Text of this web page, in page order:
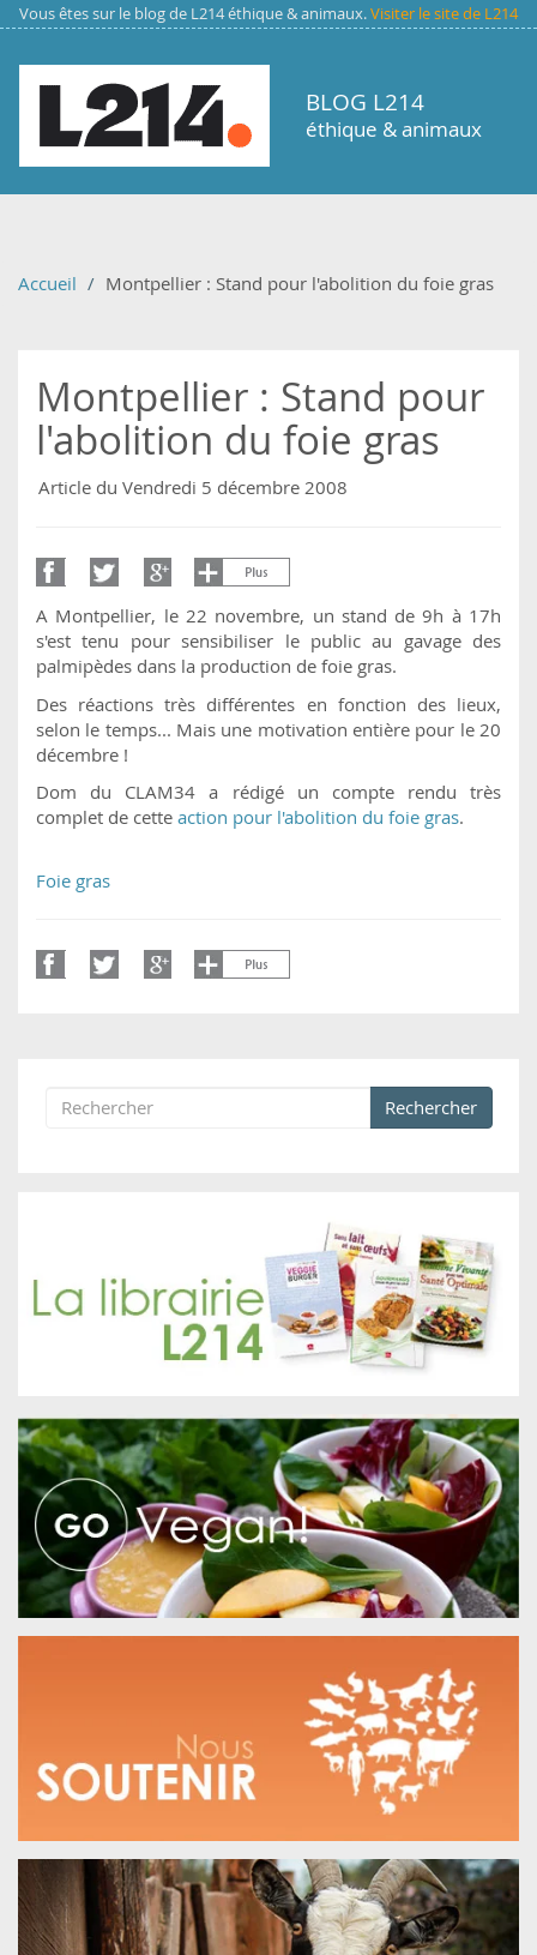
Aller au contenu principal
Vous êtes sur le blog de L214 éthique & animaux.Visiter le site de L214
BLOG L214
éthique & animaux
Accueil Montpellier : Stand pour l'abolition du foie gras
Montpellier : Stand pour
l'abolition du foie gras
Article du Vendredi 5 décembre 2008
A Montpellier, le 22 novembre, un stand de 9h à 17h
s'est tenu pour sensibiliser le public au gavage des
palmipèdes dans la production de foie gras.
Des réactions très différentes en fonction des lieux,
selon le temps... Mais une motivation entière pour le 20
décembre !
Dom du CLAM34 a rédigé un compte rendu très
complet de cette action pour l'abolition du foie gras.
Foie gras
Formulaire de recherche
Rechercher